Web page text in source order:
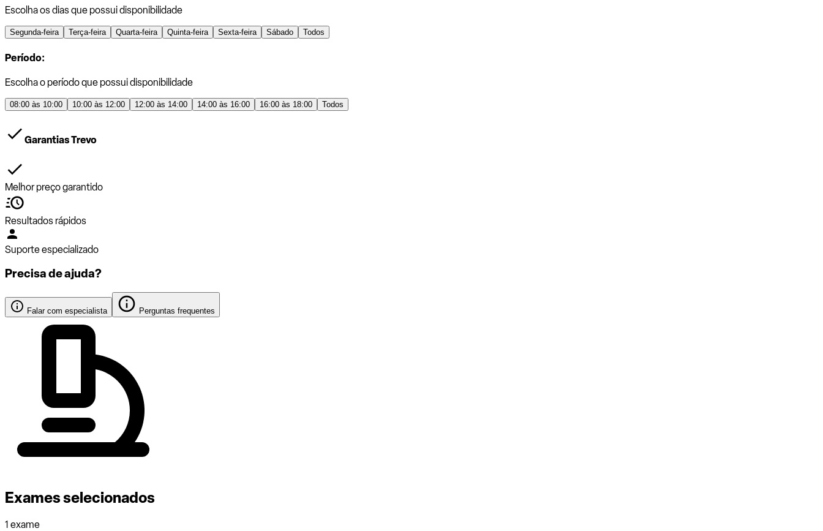
Escolha os dias que possui disponibilidade
Segunda-feira Terça-feira Quarta-feira Quinta-feira Sexta-feira Sábado Todos
Período:
Escolha o período que possui disponibilidade
08:00 às 10:00 10:00 às 12:00 12:00 às 14:00 14:00 às 16:00 16:00 às 18:00 Todos
Garantias Trevo
Melhor preço garantido
Resultados rápidos
Suporte especializado
Precisa de ajuda?
Falar com especialista Perguntas frequentes
Exames selecionados
1 exame